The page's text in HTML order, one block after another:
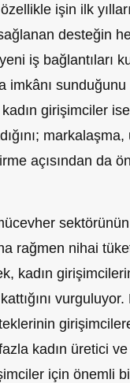
işin ilk
desteğin
iş bağlantıları
imkânı
girişimciler
markalaşma,
açısından da
rağmen nihai
kadın
vurguluyor.
kadın üretici
için önemli